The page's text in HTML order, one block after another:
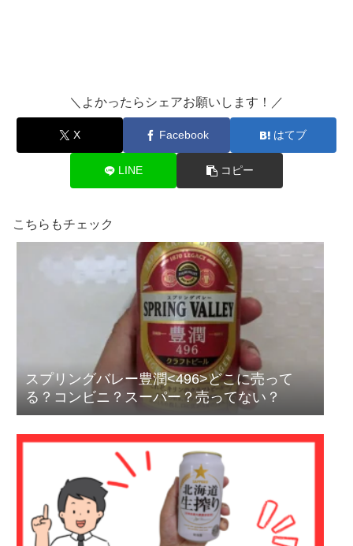
＼よかったらシェアお願いします！／
X Facebook はてブ
LINE コピー
こちらもチェック
スプリングバレー豊潤<496>どこに売って
る？コンビニ？スーパー？売ってない？